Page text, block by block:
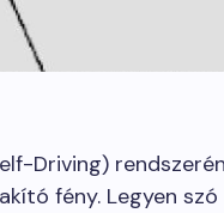
Driving)
fény. Legyen